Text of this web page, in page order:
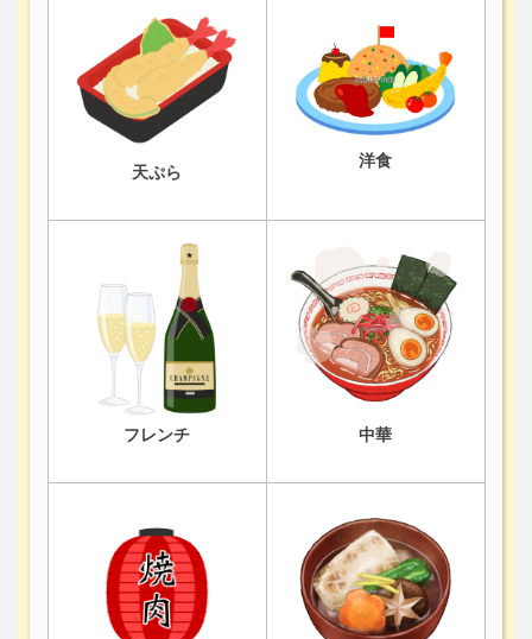
天ぷら
洋食
フレンチ 中華